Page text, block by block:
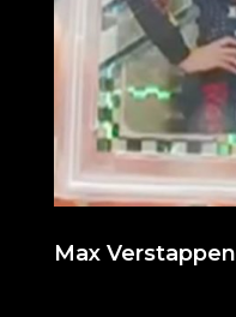
Max Verstappen